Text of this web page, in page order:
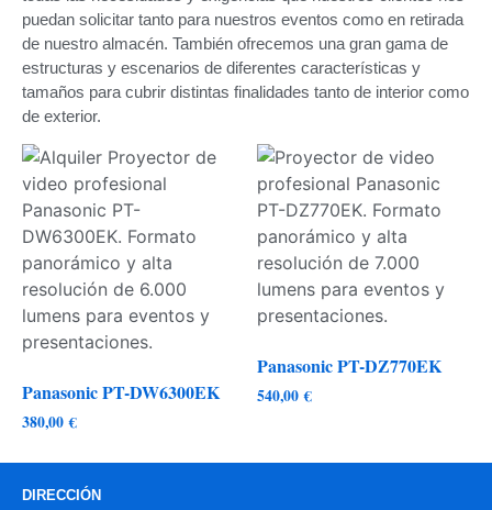
puedan solicitar tanto para nuestros eventos como en retirada
de nuestro almacén. También ofrecemos una gran gama de
estructuras y escenarios de diferentes características y
tamaños para cubrir distintas finalidades tanto de interior como
de exterior.
Panasonic PT-DW6300EK
380,00€
Panasonic PT-DZ770EK
540,00€
DIRECCIÓN